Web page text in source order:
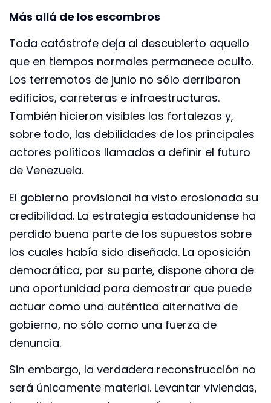
Más allá de los escombros
Toda catástrofe deja al descubierto aquello
que en tiempos normales permanece oculto.
Los terremotos de junio no sólo derribaron
edificios, carreteras e infraestructuras.
También hicieron visibles las fortalezas y,
sobre todo, las debilidades de los principales
actores políticos llamados a definir el futuro
de Venezuela.
El gobierno provisional ha visto erosionada su
credibilidad. La estrategia estadounidense ha
perdido buena parte de los supuestos sobre
los cuales había sido diseñada. La oposición
democrática, por su parte, dispone ahora de
una oportunidad para demostrar que puede
actuar como una auténtica alternativa de
gobierno, no sólo como una fuerza de
denuncia.
Sin embargo, la verdadera reconstrucción no
será únicamente material. Levantar viviendas,